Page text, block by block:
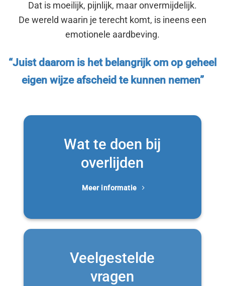
Dat is moeilijk, pijnlijk, maar onvermijdelijk.
De wereld waarin je terecht komt, is ineens een
emotionele aardbeving.
“Juist daarom is het belangrijk om op geheel
eigen wijze afscheid te kunnen nemen”
Wat te doen bij
overlijden
Meer informatie
Veelgestelde
vragen